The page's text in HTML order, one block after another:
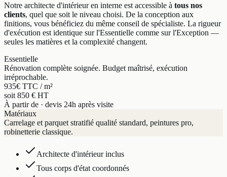
Notre architecte d'intérieur en interne est accessible à tous nos
clients, quel que soit le niveau choisi. De la conception aux
finitions, vous bénéficiez du même conseil de spécialiste. La rigueur
d'exécution est identique sur l'Essentielle comme sur l'Exception —
seules les matières et la complexité changent.
Essentielle
Rénovation complète soignée. Budget maîtrisé, exécution
irréprochable.
935€ TTC / m²
soit 850 € HT
À partir de · devis 24h après visite
Matériaux
Carrelage et parquet stratifié qualité standard, peintures pro,
robinetterie classique.
Architecte d'intérieur inclus
Tous corps d'état coordonnés